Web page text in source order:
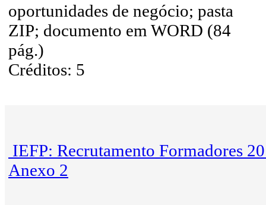
oportunidades de negócio; pasta
ZIP; documento em WORD (84
pág.)
Créditos: 5
IEFP: Recrutamento Formadores
Anexo 2